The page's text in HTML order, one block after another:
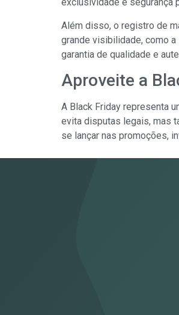
exclusividade e segurança
Além disso, o registro de
grande visibilidade, como
garantia de qualidade e
Aproveite a
A Black Friday representa
evita disputas legais, mas
se lançar nas promoções,